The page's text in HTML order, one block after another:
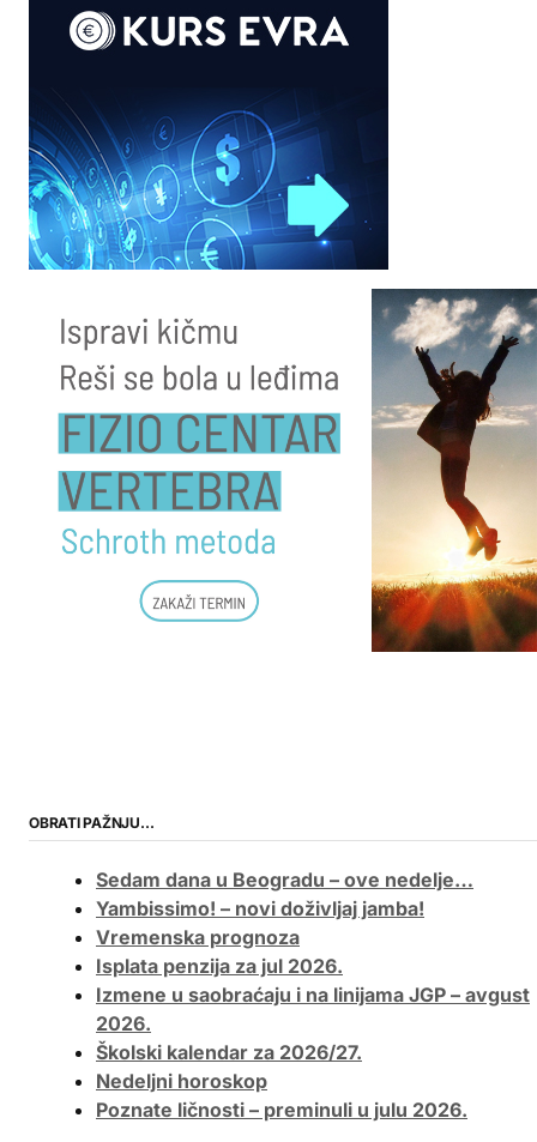
OBRATI PAŽNJU…
Sedam dana u Beogradu – ove nedelje…
Yambissimo! – novi doživljaj jamba!
Vremenska prognoza
Isplata penzija za jul 2026.
Izmene u saobraćaju i na linijama JGP – avgust
2026.
Školski kalendar za 2026/27.
Nedeljni horoskop
Poznate ličnosti – preminuli u julu 2026.